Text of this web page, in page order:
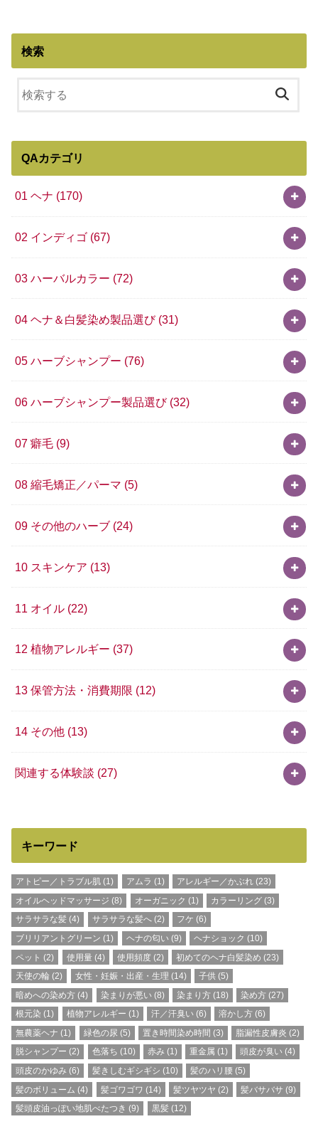
検索
QAカテゴリ
01 ヘナ (170)
02 インディゴ (67)
03 ハーバルカラー (72)
04 ヘナ＆白髪染め製品選び (31)
05 ハーブシャンプー (76)
06 ハーブシャンプー製品選び (32)
07 癖毛 (9)
08 縮毛矯正／パーマ (5)
09 その他のハーブ (24)
10 スキンケア (13)
11 オイル (22)
12 植物アレルギー (37)
13 保管方法・消費期限 (12)
14 その他 (13)
関連する体験談 (27)
キーワード
アトピー／トラブル肌 (1) アムラ (1) アレルギー／かぶれ(23)
オイルヘッドマッサージ (8) オーガニック (1) カラーリング(3)
サラサラな髪 (4) サラサラな髪へ(2) フケ (6)
ブリリアントグリーン (1) ヘナの匂い(9) ヘナショック (10)
ペット (2) 使用量(4) 使用頻度(2) 初めてのヘナ白髪染め (23)
天使の輪 (2) 女性・妊娠・出産・生理 (14) 子供(5)
暗めへの染め方 (4) 染まりが悪い(8) 染まり方(18) 染め方 (27)
根元染 (1) 植物アレルギー (1) 汗／汗臭い(6) 溶かし方 (6)
無農薬ヘナ (1) 緑色の尿 (5) 置き時間染め時間 (3) 脂漏性皮膚炎 (2)
脱シャンプー (2) 色落ち (10) 赤み (1) 重金属 (1) 頭皮が臭い (4)
頭皮のかゆみ (6) 髪きしむギシギシ (10) 髪のハリ腰 (5)
髪のボリューム (4) 髪ゴワゴワ (14) 髪ツヤツヤ (2) 髪バサバサ (9)
髪頭皮油っぽい地肌べたつき (9) 黒髪(12)